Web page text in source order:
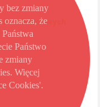
Alkoholowych
bez zmiany
oznacza, że
Państwo
zmiany
Więcej
Cookies'.